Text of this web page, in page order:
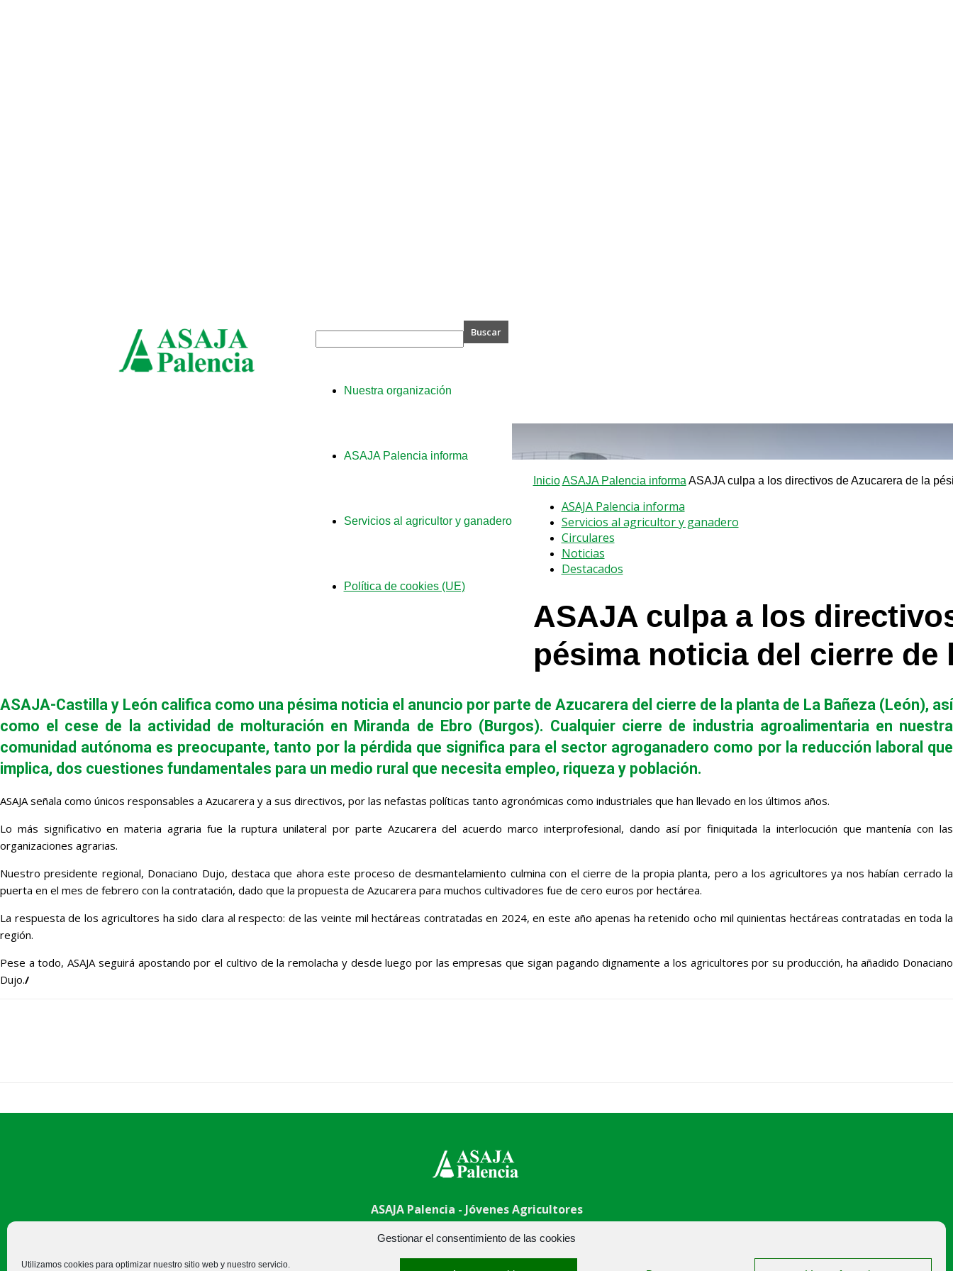
Gestionar el consentimiento de las cookies
Utilizamos cookies para optimizar nuestro sitio web y nuestro servicio.
Nuestra organización
ASAJA Palencia informa
Servicios al agricultor y ganadero
Política de cookies (UE)
Inicio ASAJA Palencia informa ASAJA culpa a los directivos de Azucarera de la
ASAJA Palencia informa
Servicios al agricultor y ganadero
Circulares
Noticias
Destacados
ASAJA culpa a los
pésima noticia del cierre de
ASAJA-Castilla y León califica como una pésima noticia el anuncio por parte de Azucarera del cierre de la planta de La Bañeza (León), así
como el cese de la actividad de molturación en Miranda de Ebro (Burgos). Cualquier cierre de industria agroalimentaria en nuestra
comunidad autónoma es preocupante, tanto por la pérdida que significa para el sector agroganadero como por la reducción laboral que
implica, dos cuestiones fundamentales para un medio rural que necesita empleo, riqueza y población.
ASAJA señala como únicos responsables a Azucarera y a sus directivos, por las nefastas políticas tanto agronómicas como industriales que han llevado en los últimos años.
Lo más significativo en materia agraria fue la ruptura unilateral por parte Azucarera del acuerdo marco interprofesional, dando así por finiquitada la interlocución que mantenía con las
organizaciones agrarias.
Nuestro presidente regional, Donaciano Dujo, destaca que ahora este proceso de desmantelamiento culmina con el cierre de la propia planta, pero a los agricultores ya nos habían cerrado la
puerta en el mes de febrero con la contratación, dado que la propuesta de Azucarera para muchos cultivadores fue de cero euros por hectárea.
La respuesta de los agricultores ha sido clara al respecto: de las veinte mil hectáreas contratadas en 2024, en este año apenas ha retenido ocho mil quinientas hectáreas contratadas en toda la
región.
Pese a todo, ASAJA seguirá apostando por el cultivo de la remolacha y desde luego por las empresas que sigan pagando dignamente a los agricultores por su producción, ha añadido Donaciano
Dujo./
ASAJA Palencia - Jóvenes Agricultores